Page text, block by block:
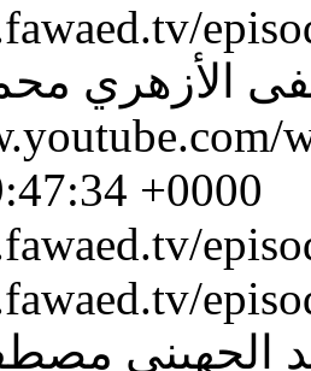
الأزهري
+0000
الجهيني